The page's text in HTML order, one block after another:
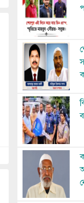
Image
Image
Image